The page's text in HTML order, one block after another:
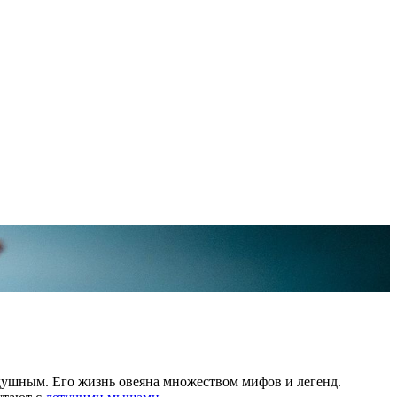
Его жизнь овеяна множеством мифов и легенд.